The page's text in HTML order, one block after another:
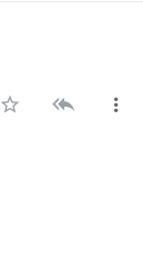
  